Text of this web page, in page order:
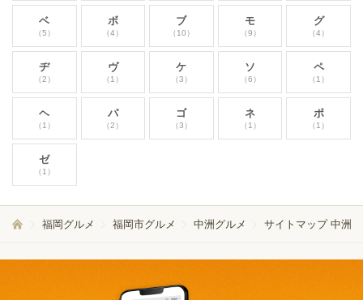
ベ
（5）
ボ
（4）
ブ
（10）
モ
（9）
グ
（4）
ヂ
（2）
ヴ
（1）
ケ
（3）
ソ
（6）
ペ
（1）
ヘ
（1）
パ
（2）
ゴ
（3）
ネ
（1）
ポ
（1）
ゼ
（1）
福岡グルメ 福岡市グルメ 中洲グルメ サイトマップ 中洲